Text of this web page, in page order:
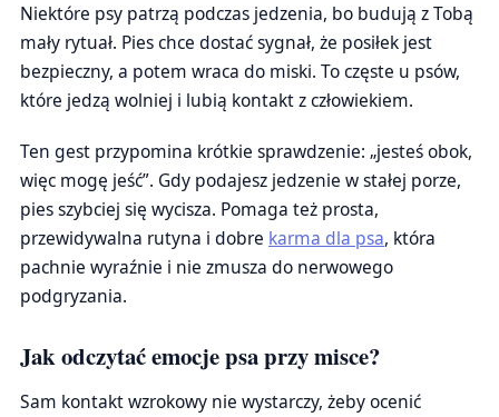
Niektóre psy patrzą podczas jedzenia, bo budują z Tobą
mały rytuał. Pies chce dostać sygnał, że posiłek jest
bezpieczny, a potem wraca do miski. To częste u psów,
które jedzą wolniej i lubią kontakt z człowiekiem.
Ten gest przypomina krótkie sprawdzenie: „jesteś obok,
więc mogę jeść”. Gdy podajesz jedzenie w stałej porze,
pies szybciej się wycisza. Pomaga też prosta,
przewidywalna rutyna i dobre karma dla psa, która
pachnie wyraźnie i nie zmusza do nerwowego
podgryzania.
Jak odczytać emocje psa przy misce?
Sam kontakt wzrokowy nie wystarczy, żeby ocenić